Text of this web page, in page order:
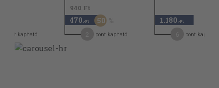
pont kapható
940 Ft
470 ,-Ft 50
pont kapható
1.180 ,-Ft
pont kapható